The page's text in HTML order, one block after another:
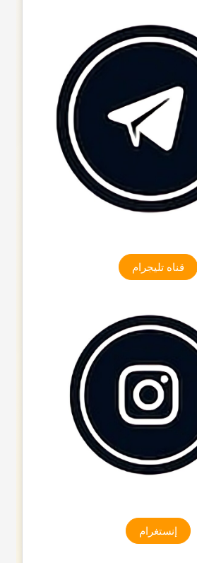
قناه تلیجرام
إنستغرام